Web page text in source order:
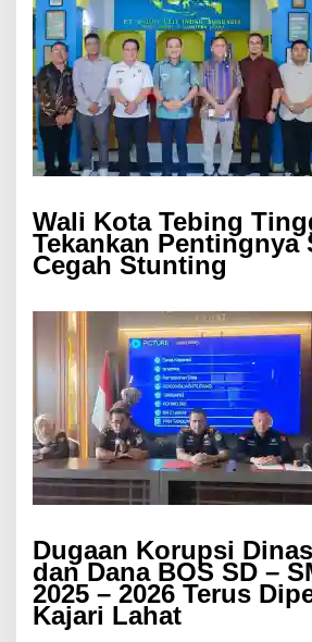
Wali Kota Tebing
Tekankan Pentingnya
Cegah Stunting
Dugaan Korupsi
dan Dana BOS SD –
2025 – 2026 Terus
Kajari Lahat